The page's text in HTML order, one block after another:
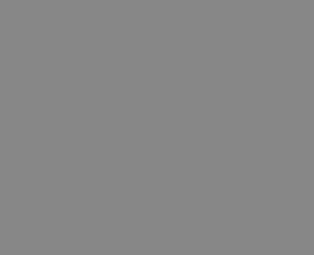
di analisi web
che si
che imposta il
di analisi web
di siti